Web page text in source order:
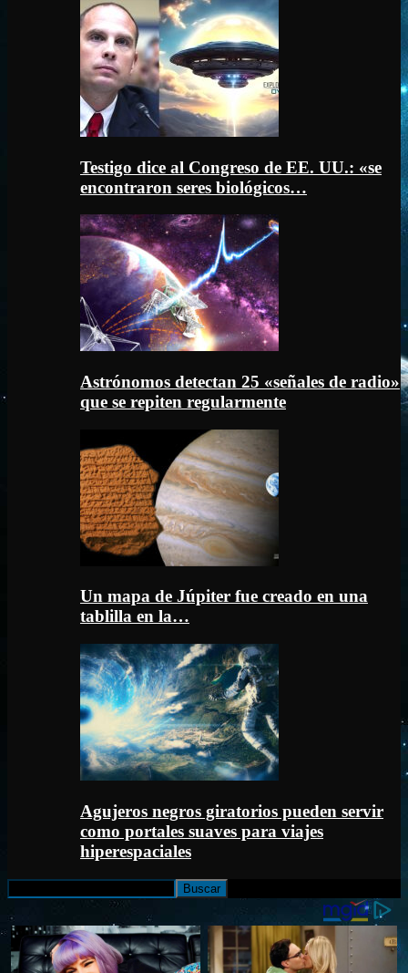
Testigo dice al Congreso de EE. UU.: «se
encontraron seres biológicos…
Astrónomos detectan 25 «señales de radio»
que se repiten regularmente
Un mapa de Júpiter fue creado en una
tablilla en la…
Agujeros negros giratorios pueden servir
como portales suaves para viajes
hiperespaciales